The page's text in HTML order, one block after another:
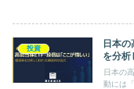
投資
日本
を分析
日本の
動には